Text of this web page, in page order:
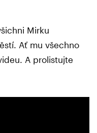
Mirku
Ať mu všechno
A prolistujte